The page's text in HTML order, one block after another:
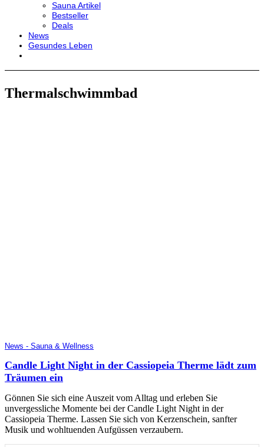
Sauna Artikel
Bestseller
Deals
News
Gesundes Leben
Thermalschwimmbad
News - Sauna & Wellness
Candle Light Night in der Cassiopeia Therme lädt zum
Träumen ein
Gönnen Sie sich eine Auszeit vom Alltag und erleben Sie
unvergessliche Momente bei der Candle Light Night in der
Cassiopeia Therme. Lassen Sie sich von Kerzenschein, sanfter
Musik und wohltuenden Aufgüssen verzaubern.